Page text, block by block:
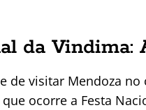
da Vindima:
de visitar Mendoza
ocorre a Festa